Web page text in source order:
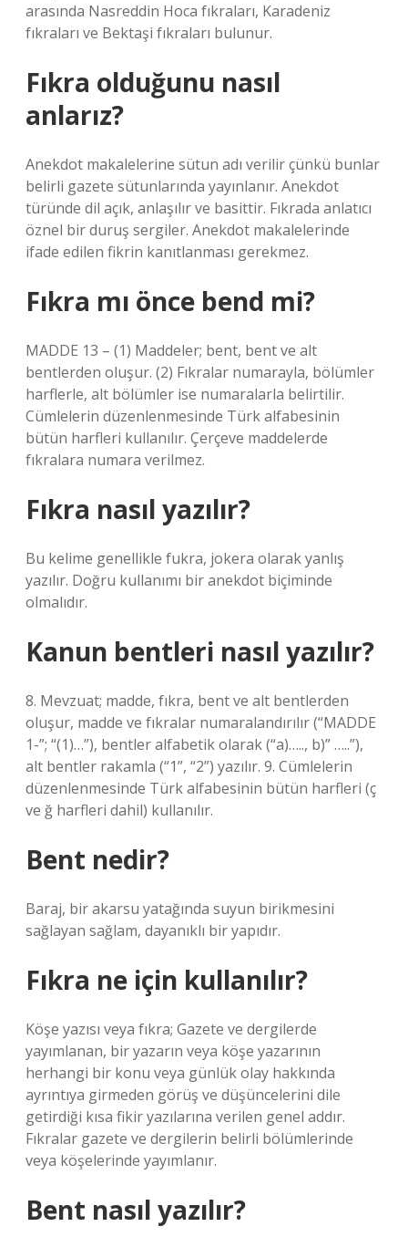
arasında Nasreddin Hoca fıkraları, Karadeniz
fıkraları ve Bektaşi fıkraları bulunur.
Fıkra olduğunu nasıl
anlarız?
Anekdot makalelerine sütun adı verilir çünkü bunlar
belirli gazete sütunlarında yayınlanır. Anekdot
türünde dil açık, anlaşılır ve basittir. Fıkrada anlatıcı
öznel bir duruş sergiler. Anekdot makalelerinde
ifade edilen fikrin kanıtlanması gerekmez.
Fıkra mı önce bend mi?
MADDE 13 – (1) Maddeler; bent, bent ve alt
bentlerden oluşur. (2) Fıkralar numarayla, bölümler
harflerle, alt bölümler ise numaralarla belirtilir.
Cümlelerin düzenlenmesinde Türk alfabesinin
bütün harfleri kullanılır. Çerçeve maddelerde
fıkralara numara verilmez.
Fıkra nasıl yazılır?
Bu kelime genellikle fukra, jokera olarak yanlış
yazılır. Doğru kullanımı bir anekdot biçiminde
olmalıdır.
Kanun bentleri nasıl yazılır?
8. Mevzuat; madde, fıkra, bent ve alt bentlerden
oluşur, madde ve fıkralar numaralandırılır (“MADDE
1-”; “(1)…”), bentler alfabetik olarak (“a)….., b)” …..”),
alt bentler rakamla (“1”, “2”) yazılır. 9. Cümlelerin
düzenlenmesinde Türk alfabesinin bütün harfleri (ç
ve ğ harfleri dahil) kullanılır.
Bent nedir?
Baraj, bir akarsu yatağında suyun birikmesini
sağlayan sağlam, dayanıklı bir yapıdır.
Fıkra ne için kullanılır?
Köşe yazısı veya fıkra; Gazete ve dergilerde
yayımlanan, bir yazarın veya köşe yazarının
herhangi bir konu veya günlük olay hakkında
ayrıntıya girmeden görüş ve düşüncelerini dile
getirdiği kısa fikir yazılarına verilen genel addır.
Fıkralar gazete ve dergilerin belirli bölümlerinde
veya köşelerinde yayımlanır.
Bent nasıl yazılır?